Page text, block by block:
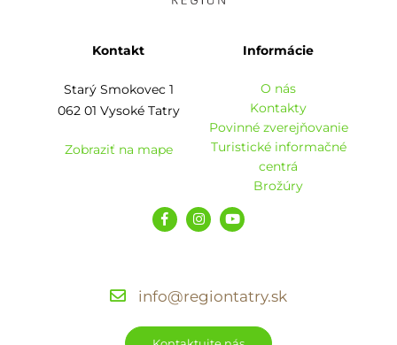
Kontakt
Starý Smokovec 1
062 01 Vysoké Tatry
Zobraziť na mape
Informácie
O nás
Kontakty
Povinné zverejňovanie
Turistické informačné
centrá
Brožúry
info@regiontatry.sk